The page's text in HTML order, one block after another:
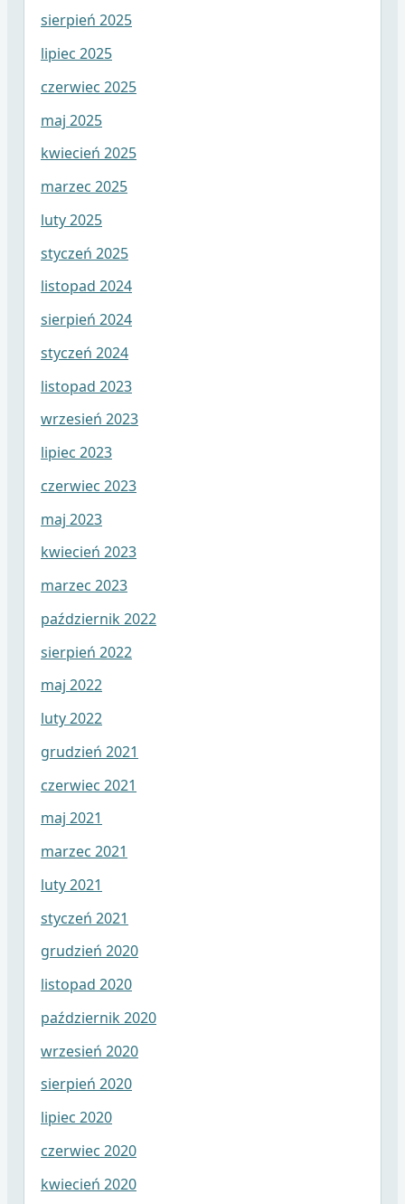
sierpień 2025
lipiec 2025
czerwiec 2025
maj 2025
kwiecień 2025
marzec 2025
luty 2025
styczeń 2025
listopad 2024
sierpień 2024
styczeń 2024
listopad 2023
wrzesień 2023
lipiec 2023
czerwiec 2023
maj 2023
kwiecień 2023
marzec 2023
październik 2022
sierpień 2022
maj 2022
luty 2022
grudzień 2021
czerwiec 2021
maj 2021
marzec 2021
luty 2021
styczeń 2021
grudzień 2020
listopad 2020
październik 2020
wrzesień 2020
sierpień 2020
lipiec 2020
czerwiec 2020
kwiecień 2020